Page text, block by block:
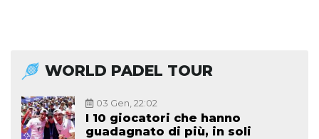
WORLD PADEL TOUR
03 Gen, 22:02
I 10 giocatori che hanno
guadagnato di più, in soli